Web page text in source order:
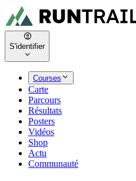
S'identifier
Courses
Carte
Parcours
Résultats
Posters
Vidéos
Shop
Actu
Communauté